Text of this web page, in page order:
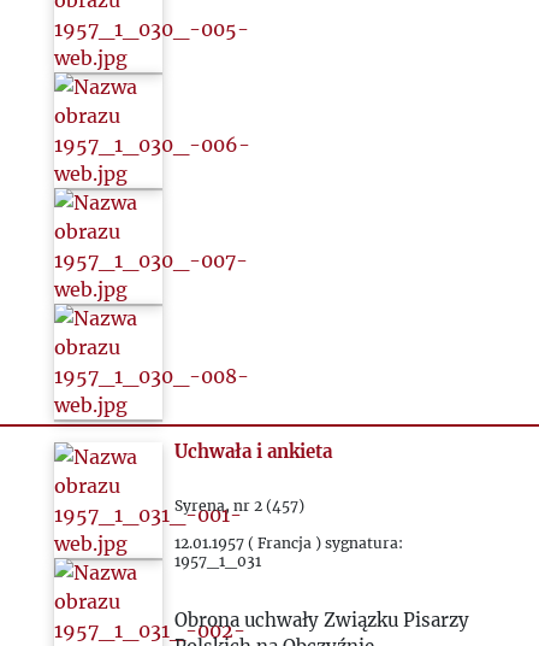
Uchwała i ankieta
Syrena, nr 2 (457)
12.01.1957 ( Francja ) sygnatura:
1957_1_031
Obrona uchwały Związku Pisarzy